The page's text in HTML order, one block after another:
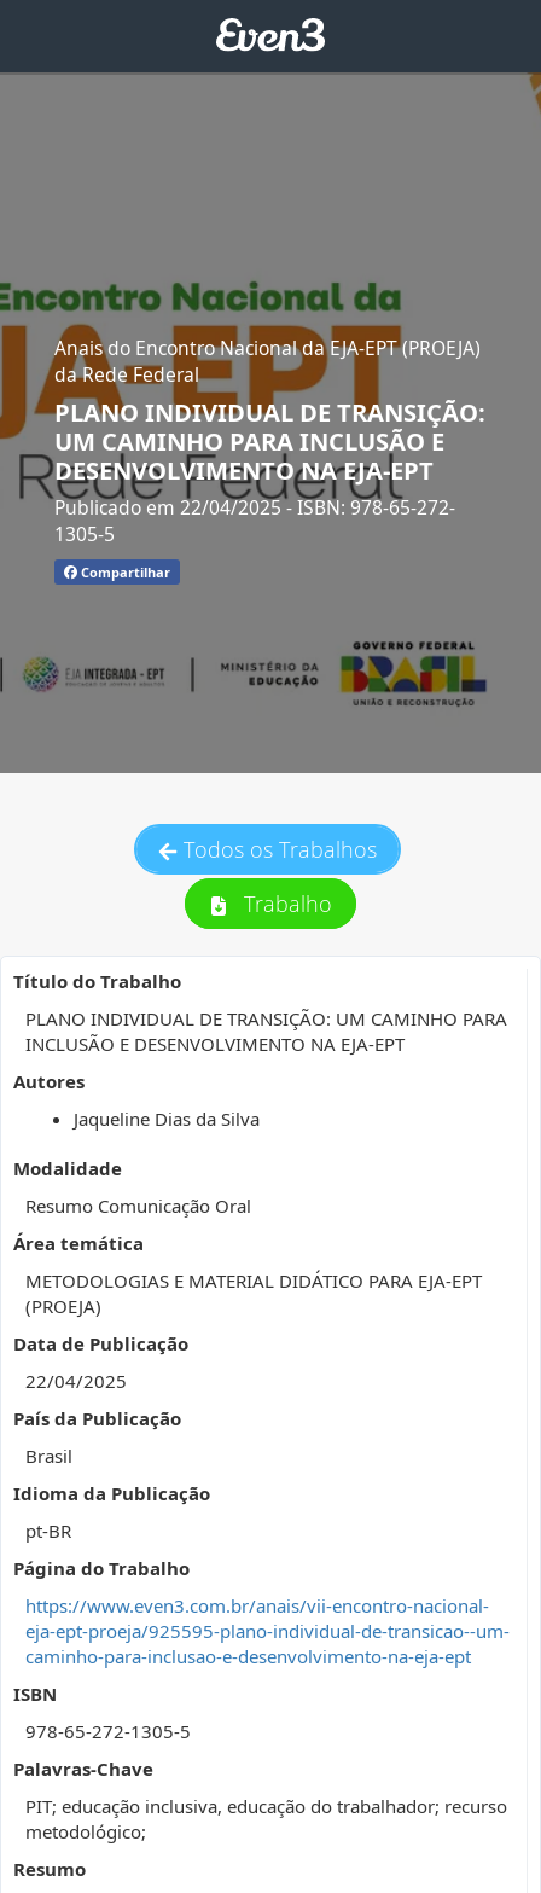
Anais do Encontro Nacional da EJA-EPT (PROEJA)
da Rede Federal
PLANO INDIVIDUAL DE TRANSIÇÃO:
UM CAMINHO PARA INCLUSÃO E
DESENVOLVIMENTO NA EJA-EPT
Publicado em 22/04/2025- ISBN: 978-65-272-
1305-5
Compartilhar
Todos os Trabalhos
Trabalho
Título do Trabalho
PLANO INDIVIDUAL DE TRANSIÇÃO: UM CAMINHO PARA
INCLUSÃO E DESENVOLVIMENTO NA EJA-EPT
Autores
Jaqueline Dias da Silva
Modalidade
Resumo Comunicação Oral
Área temática
METODOLOGIAS E MATERIAL DIDÁTICO PARA EJA-EPT
(PROEJA)
Data de Publicação
22/04/2025
País da Publicação
Brasil
Idioma da Publicação
pt-BR
Página do Trabalho
https://www.even3.com.br/anais/vii-encontro-nacional-
eja-ept-proeja/925595-plano-individual-de-transicao--um-
caminho-para-inclusao-e-desenvolvimento-na-eja-ept
ISBN
978-65-272-1305-5
Palavras-Chave
PIT; educação inclusiva, educação do trabalhador; recurso
metodológico;
Resumo